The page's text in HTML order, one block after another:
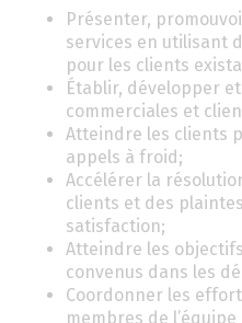
Présenter,
services en utilisant
pour les clients
Établir, développer
commerciales et
Atteindre les clients
appels à froid;
Accélérer la
clients et des
satisfaction;
Atteindre les
convenus dans les
Coordonner les
membres de